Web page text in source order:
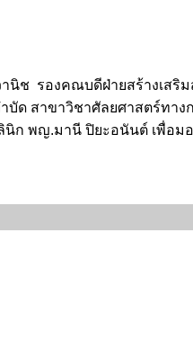
นิช รองคณบดีฝ่ายสร้างเส
บัด สาขาวิชาศัลยศาสตร์ทาง
นิก พญ.มานี ปิยะอนันต์ เพื่อม